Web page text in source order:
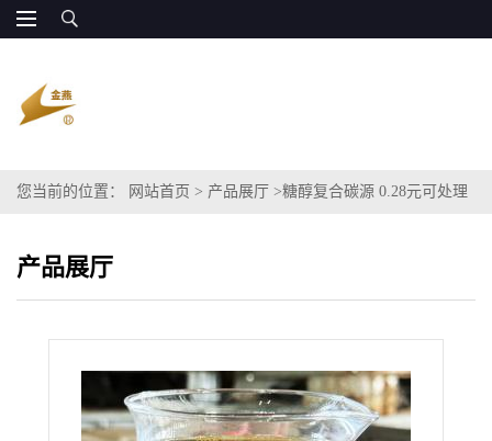
您当前的位置： 网站首页 > 产品展厅 >糖醇复合碳源 0.28元可处理
产品展厅